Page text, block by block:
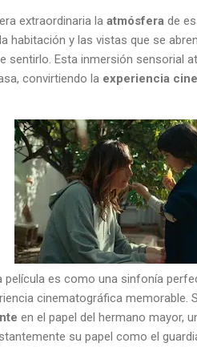
extraordinaria la atmósfera de
habitación y las vistas que se
sentirlo. Esta inmersión sensorial
convirtiendo la experiencia
es como una sinfonía
cinematográfica memorable.
en el papel del hermano mayor,
su papel como el